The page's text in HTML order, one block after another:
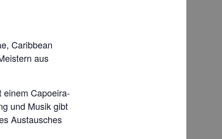
Caribbean
aus
einem Capoeira-
und Musik gibt
Austausches